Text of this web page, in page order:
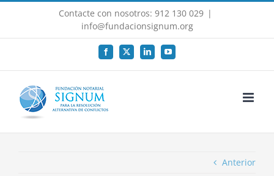
Saltar
Contacte con nosotros: 912 130 029 |
info@fundacionsignum.org
Facebook
X LinkedInYouTube
Anterior